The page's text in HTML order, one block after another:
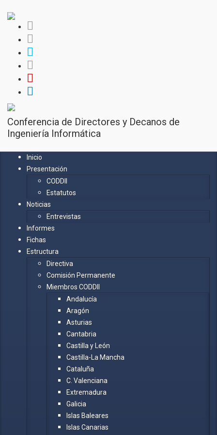
Conferencia de Directores y Decanos de
Ingeniería Informática
Inicio
Presentación
CODDII
Estatutos
Noticias
Entrevistas
Informes
Fichas
Estructura
Directiva
Comisión Permanente
Miembros CODDII
Andalucía
Aragón
Asturias
Cantabria
Castilla y León
Castilla-La Mancha
Cataluña
C. Valenciana
Extremadura
Galicia
Islas Baleares
Islas Canarias